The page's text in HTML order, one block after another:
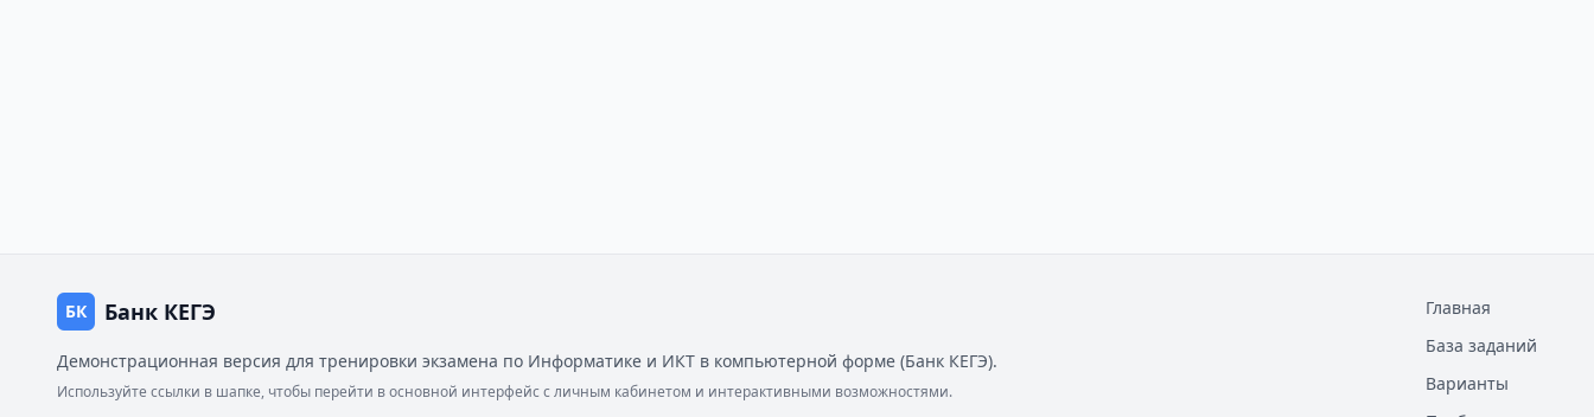
БК Банк КЕГЭ
Демонстрационная версия для тренировки экзамена по Информатике и ИКТ в компьютерной форме (Банк КЕГЭ).
Используйте ссылки в шапке, чтобы перейти в основной интерфейс с личным кабинетом и интерактивными возможностями.
Главная
База заданий
Варианты